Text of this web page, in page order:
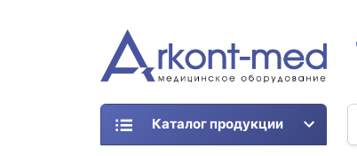
Каталог продукции